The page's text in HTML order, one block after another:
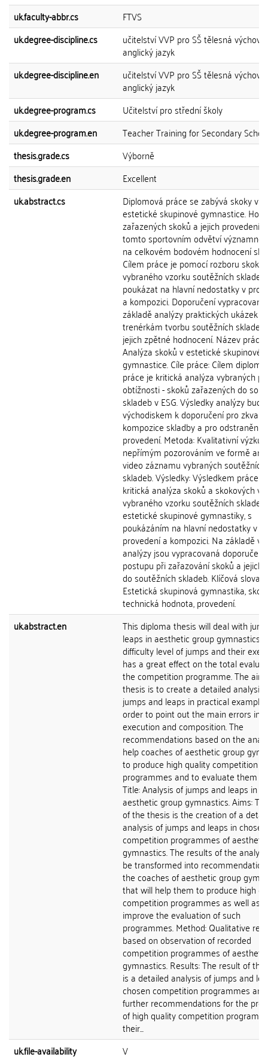
uk.faculty-abbr.cs
FTVS
uk.degree-discipline.cs
učitelství VVP pro SŠ tělesná
anglický jazyk
uk.degree-discipline.en
učitelství VVP pro SŠ tělesná
anglický jazyk
uk.degree-program.cs
Učitelství pro střední školy
uk.degree-program.en
Teacher Training for Secondary
thesis.grade.cs
Výborně
thesis.grade.en
Excellent
uk.abstract.cs
Diplomová práce se zabývá skoky v
estetické skupinové gymnastice.
zařazených skoků a jejich provedení
tomto sportovním odvětví významně
na celkovém bodovém hodnocení
Cílem práce je pomocí rozboru skoků
vybraného vzorku soutěžních skladeb
poukázat na hlavní nedostatky v
a kompozici. Doporučení
základě analýzy praktických ukázek
trenérkám tvorbu soutěžních skladeb
jejich zpětné hodnocení. Název práce:
Analýza skoků v estetické skupinové
gymnastice. Cíle práce: Cílem
práce je kritická analýza vybraných
obtížnosti - skoků zařazených do
skladeb v ESG. Výsledky analýzy
východiskem k doporučení pro
kompozice skladby a pro odstranění
provedení. Metoda: Kvalitativní
nepřímým pozorováním ve formě
video záznamu vybraných soutěžních
skladeb. Výsledky: Výsledkem práce je
kritická analýza skoků a skokových
vybraného vzorku soutěžních skladeb
estetické skupinové gymnastiky, s
poukázáním na hlavní nedostatky v
provedení a kompozici. Na základě
analýzy jsou vypracovaná doporučení
postupu při zařazování skoků a jejich
do soutěžních skladeb. Klíčová slova:
Estetická skupinová gymnastika,
technická hodnota, provedení.
uk.abstract.en
This diploma thesis will deal with
leaps in aesthetic group gymnastics.
difficulty level of jumps and their
has a great effect on the total
the competition programme. The
thesis is to create a detailed analysis
jumps and leaps in practical
order to point out the main errors in
execution and composition. The
recommendations based on the
help coaches of aesthetic group
to produce high quality competition
programmes and to evaluate them
Title: Analysis of jumps and leaps in
aesthetic group gymnastics. Aims:
of the thesis is the creation of a
analysis of jumps and leaps in chosen
competition programmes of
gymnastics. The results of the
be transformed into
the coaches of aesthetic group
that will help them to produce high
competition programmes as well as
improve the evaluation of such
programmes. Method: Qualitative
based on observation of recorded
competition programmes of
gymnastics. Results: The result of
is a detailed analysis of jumps and
chosen competition programmes and
further recommendations for the
of high quality competition
their...
uk.file-availability
V